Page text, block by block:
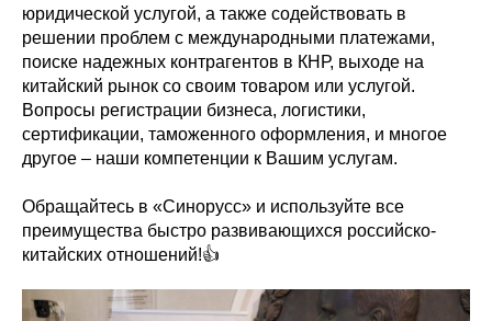
юридической услугой, а также содействовать в
решении проблем с международными платежами,
поиске надежных контрагентов в КНР, выходе на
китайский рынок со своим товаром или услугой.
Вопросы регистрации бизнеса, логистики,
сертификации, таможенного оформления, и многое
другое – наши компетенции к Вашим услугам.
Обращайтесь в «Синорусс» и используйте все
преимущества быстро развивающихся российско-
китайских отношений!👍